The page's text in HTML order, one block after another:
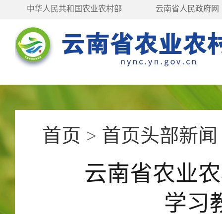
中华人民共和国农业农村部 云南省人民政府网
首页 > 首页头部新闻
云南省农业
学习